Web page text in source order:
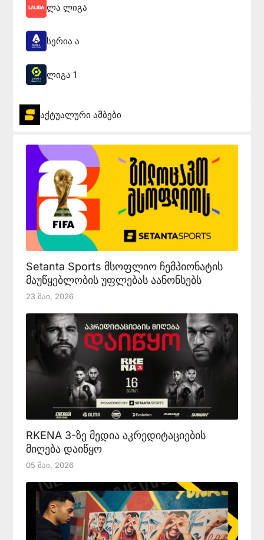
ლა ლიგა
სერია ა
ლიგა 1
აქტუალური ამბები
Setanta Sports მსოფლიო ჩემპიონატის
მაუწყებლობის უფლებას აანონსებს
23 Მაი, 2026
RKENA 3-ზე მედია აკრედიტაციების
მიღება დაიწყო
05 Მაი, 2026